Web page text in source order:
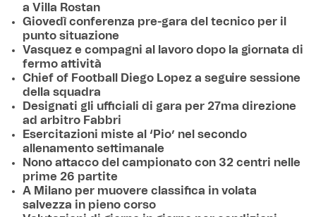
a Villa Rostan
Giovedì conferenza pre-gara del tecnico per il
punto situazione
Vasquez e compagni al lavoro dopo la giornata di
fermo attività
Chief of Football Diego Lopez a seguire sessione
della squadra
Designati gli ufficiali di gara per 27ma direzione
ad arbitro Fabbri
Esercitazioni miste al ‘Pio’ nel secondo
allenamento settimanale
Nono attacco del campionato con 32 centri nelle
prime 26 partite
A Milano per muovere classifica in volata
salvezza in pieno corso